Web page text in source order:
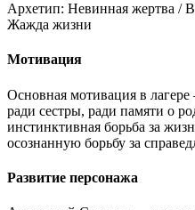
Архетип: Невинная жертва /
Жажда жизни
Мотивация
Основная мотивация в
ради сестры, ради памяти о
инстинктивная борьба за
осознанную борьбу за
Развитие персонажа